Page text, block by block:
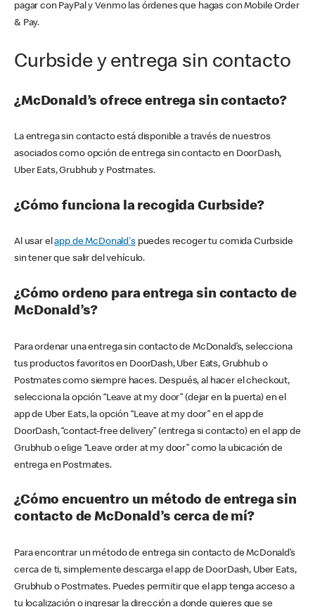
pagar con PayPal y Venmo las órdenes que hagas con Mobile Order
& Pay.
Curbside y entrega sin contacto
¿McDonald’s ofrece entrega sin contacto?
La entrega sin contacto está disponible a través de nuestros
asociados como opción de entrega sin contacto en DoorDash,
Uber Eats, Grubhub y Postmates.
¿Cómo funciona la recogida Curbside?
Al usar elapp de McDonald'spuedes recoger tu comida Curbside
sin tener que salir del vehículo.
¿Cómo ordeno para entrega sin contacto de
McDonald’s?
Para ordenar una entrega sin contacto de McDonald’s, selecciona
tus productos favoritos en DoorDash, Uber Eats, Grubhub o
Postmates como siempre haces. Después, al hacer el checkout,
selecciona la opción “Leave at my door” (dejar en la puerta) en el
app de Uber Eats, la opción “Leave at my door” en el app de
DoorDash, “contact-free delivery” (entrega si contacto) en el app de
Grubhub o elige “Leave order at my door” como la ubicación de
entrega en Postmates.
¿Cómo encuentro un método de entrega sin
contacto de McDonald’s cerca de mí?
Para encontrar un método de entrega sin contacto de McDonald’s
cerca de ti, simplemente descarga el app de DoorDash, Uber Eats,
Grubhub o Postmates. Puedes permitir que el app tenga acceso a
tu localización o ingresar la dirección a donde quieres que se